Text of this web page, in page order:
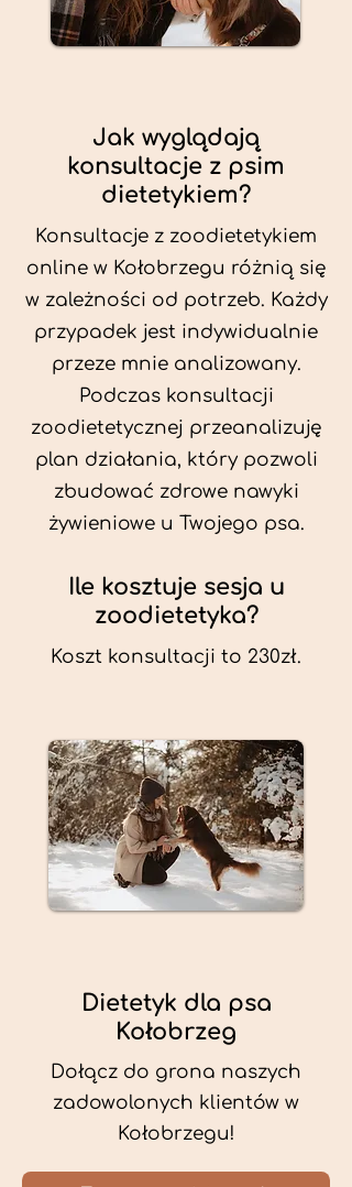
Jak wyglądają
konsultacje z psim
dietetykiem?
Konsultacje z zoodietetykiem
online w Kołobrzegu różnią się
w zależności od potrzeb. Każdy
przypadek jest indywidualnie
przeze mnie analizowany.
Podczas konsultacji
zoodietetycznej przeanalizuję
plan działania, który pozwoli
zbudować zdrowe nawyki
żywieniowe u Twojego psa.
Ile kosztuje sesja u
zoodietetyka?
Koszt konsultacji to 230zł.
Dietetyk dla psa
Kołobrzeg
Dołącz do grona naszych
zadowolonych klientów w
Kołobrzegu!